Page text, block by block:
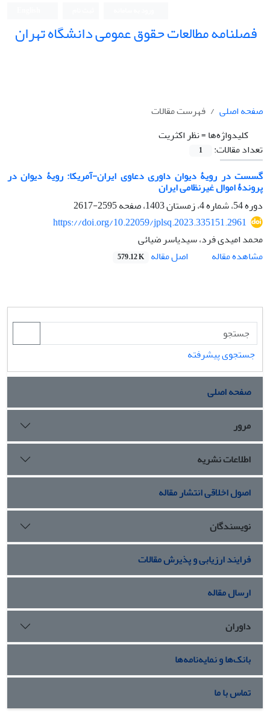
فصلنامه مطالعات حقوق عمومی دانشگاه تهران
صفحه اصلی
فهرست مقالات
کلیدواژه‌ها =نظر اکثریت
تعداد مقالات:
1
گسست در رویۀ دیوان داوری دعاوی ایران-آمریکا: رویۀ دیوان در
پروندۀ اموال غیرنظامی ایران
دوره 54، شماره 4، زمستان 1403، صفحه
2595-2617
https://doi.org/10.22059/jplsq.2023.335151.2961
محمد امیدی فرد، سیدیاسر ضیائی
مشاهده مقاله
اصل مقاله 579.12 K
جستجوی پیشرفته
صفحه اصلی
مرور
اطلاعات نشریه
اصول اخلاقی انتشار مقاله
نویسندگان
فرایند ارزیابی و پذیرش مقالات
ارسال مقاله
داوران
بانک‌ها و نمایه‌نامه‌ها
تماس با ما